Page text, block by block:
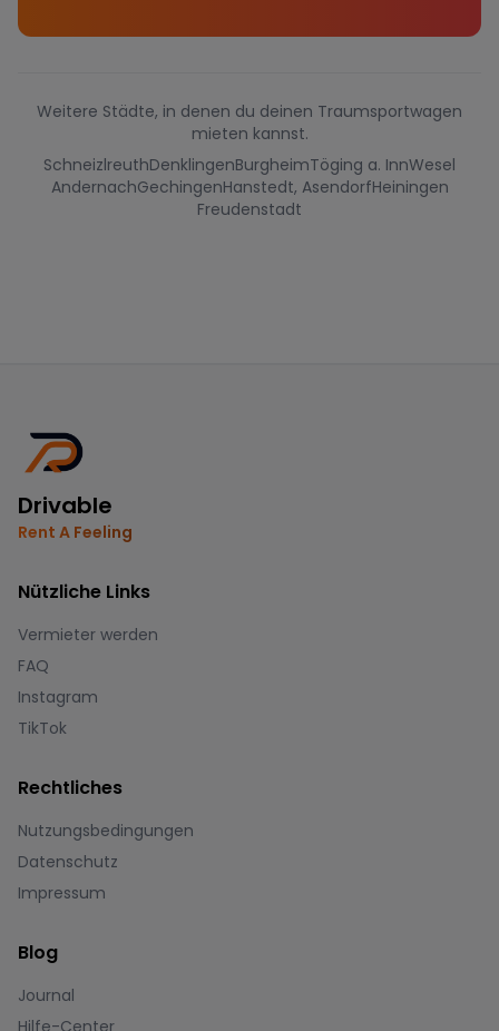
Weitere Städte, in denen du deinen Traumsportwagen
mieten kannst.
SchneizlreuthDenklingenBurgheimTöging a. InnWesel
AndernachGechingenHanstedt, AsendorfHeiningen
Freudenstadt
Drivable
Rent A Feeling
Nützliche Links
Vermieter werden
FAQ
Instagram
TikTok
Rechtliches
Nutzungsbedingungen
Datenschutz
Impressum
Blog
Journal
Hilfe-Center